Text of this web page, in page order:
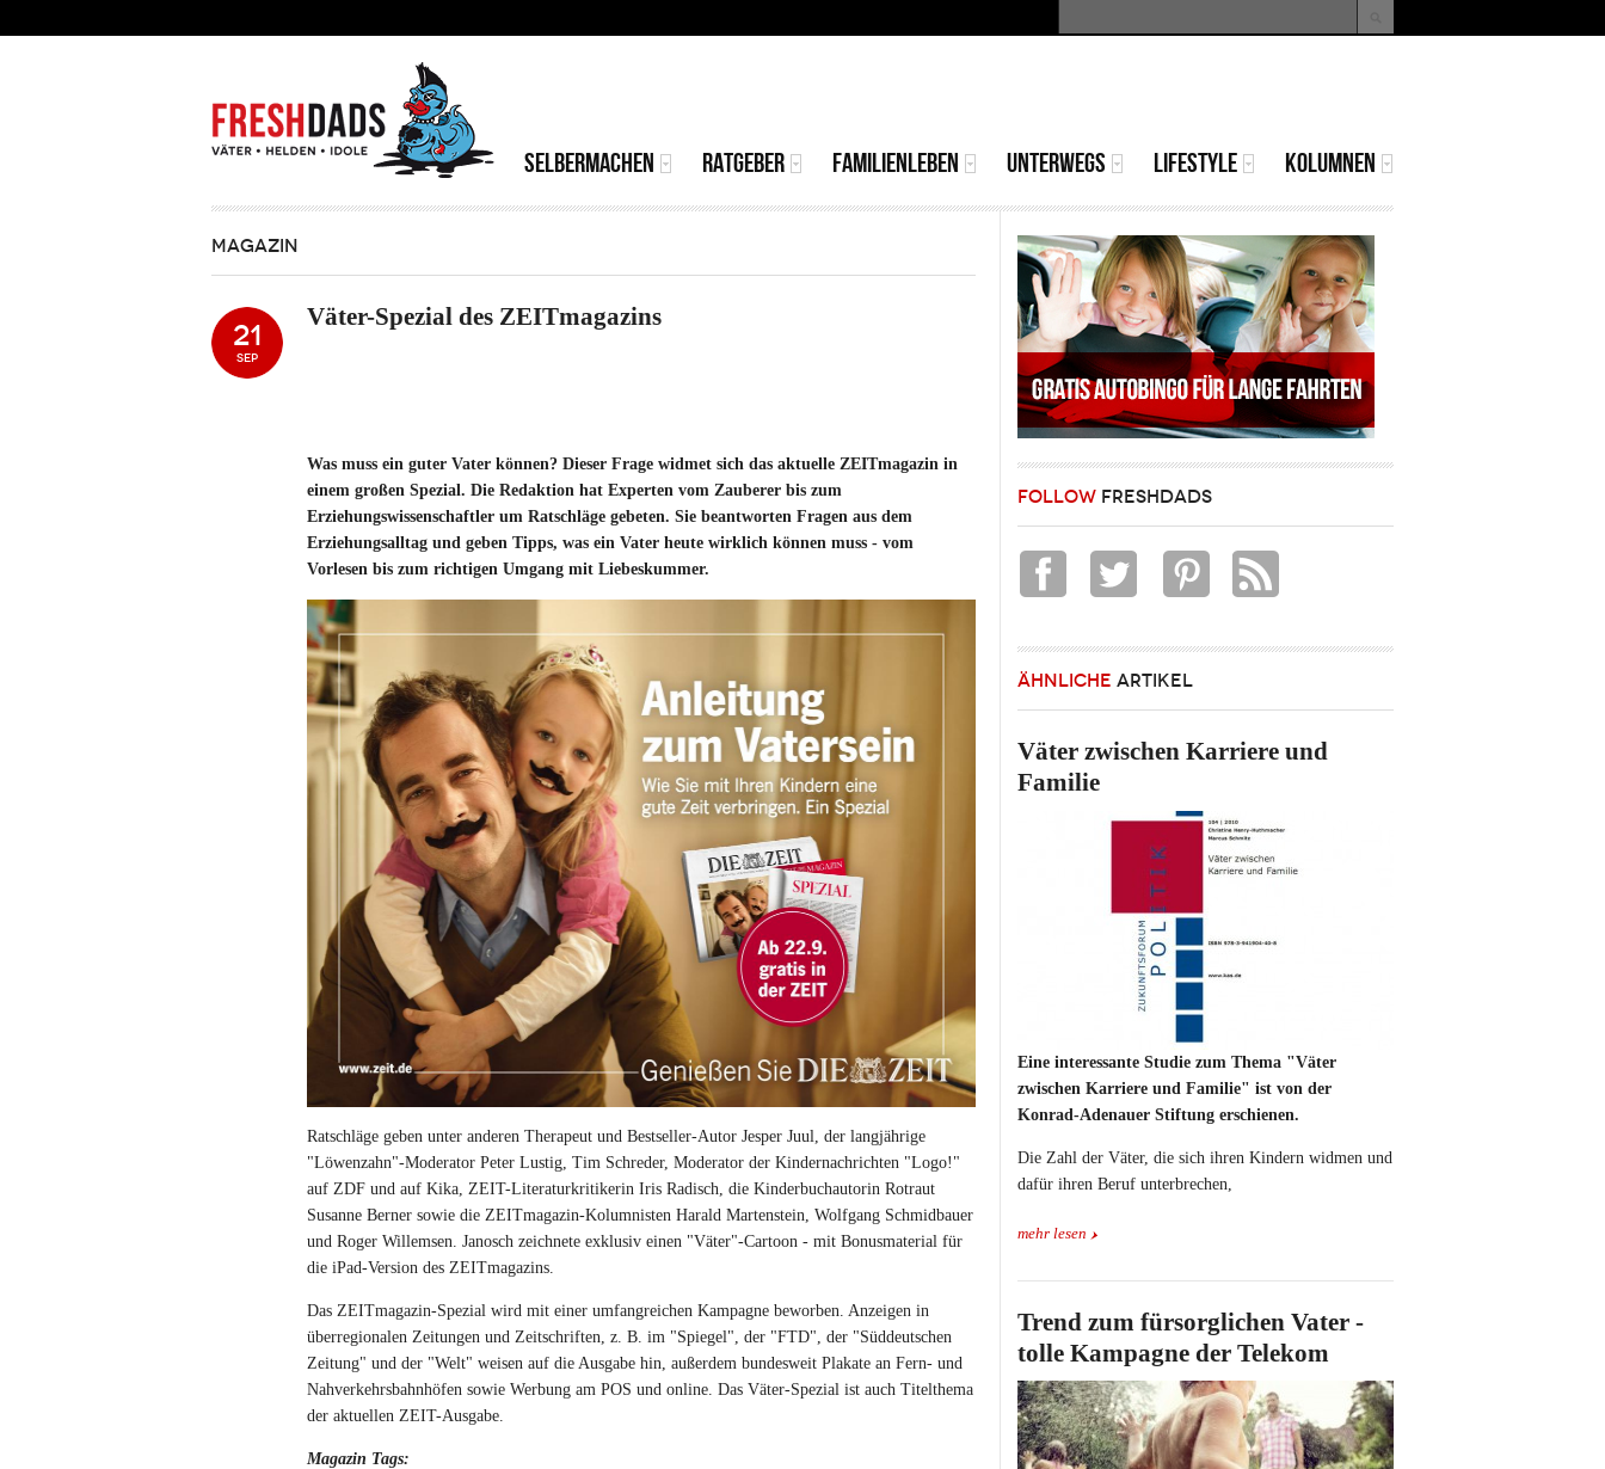
Suchformular
MAINMENU
SELBERMACHEN RATGEBER FAMILIENLEBEN UNTERWEGS LIFESTYLE KOLUMNEN
MAGAZIN
Väter-Spezial des ZEITmagazins
21
SEP
Was muss ein guter Vater können? Dieser Frage widmet sich das aktuelle ZEITmagazin in
einem großen Spezial. Die Redaktion hat Experten vom Zauberer bis zum
Erziehungswissenschaftler um Ratschläge gebeten. Sie beantworten Fragen aus dem
Erziehungsalltag und geben Tipps, was ein Vater heute wirklich können muss - vom
Vorlesen bis zum richtigen Umgang mit Liebeskummer.
Ratschläge geben unter anderen Therapeut und Bestseller-Autor Jesper Juul, der langjährige
"Löwenzahn"-Moderator Peter Lustig, Tim Schreder, Moderator der Kindernachrichten "Logo!"
auf ZDF und auf Kika, ZEIT-Literaturkritikerin Iris Radisch, die Kinderbuchautorin Rotraut
Susanne Berner sowie die ZEITmagazin-Kolumnisten Harald Martenstein, Wolfgang Schmidbauer
und Roger Willemsen. Janosch zeichnete exklusiv einen "Väter"-Cartoon - mit Bonusmaterial für
die iPad-Version des ZEITmagazins.
Das ZEITmagazin-Spezial wird mit einer umfangreichen Kampagne beworben. Anzeigen in
überregionalen Zeitungen und Zeitschriften, z. B. im "Spiegel", der "FTD", der "Süddeutschen
Zeitung" und der "Welt" weisen auf die Ausgabe hin, außerdem bundesweit Plakate an Fern- und
Nahverkehrsbahnhöfen sowie Werbung am POS und online. Das Väter-Spezial ist auch Titelthema
der aktuellen ZEIT-Ausgabe.
Magazin Tags:
FOLLOW FRESHDADS
ÄHNLICHE ARTIKEL
Väter zwischen Karriere und
Familie
Eine interessante Studie zum Thema "Väter
zwischen Karriere und Familie" ist von der
Konrad-Adenauer Stiftung erschienen.
Die Zahl der Väter, die sich ihren Kindern widmen und
dafür ihren Beruf unterbrechen,
mehr lesen
Trend zum fürsorglichen Vater -
tolle Kampagne der Telekom